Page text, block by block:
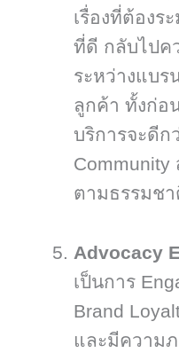
เรื่องที่ต้องร
ที่ดี กลับไปค
ระหว่างแบร
ลูกค้า ทั้งก่อ
บริการจะดี
Community
ตามธรรมชา
Advocacy
เป็นการ
Brand
และมีความ